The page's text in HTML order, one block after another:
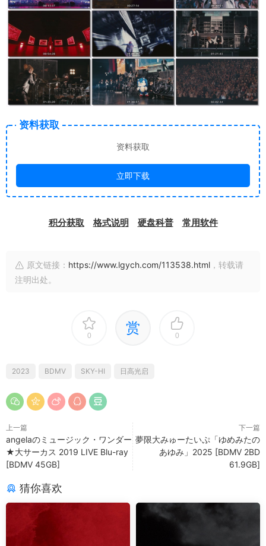
资料获取
资料获取
立即下载
积分获取 格式说明 硬盘科普 常用软件
原文链接： https://www.lgych.com/113538.html ，转载请
注明出处。
0 赏 0
2023 BDMV SKY-HI 日高光启
上一篇
angelaのミュージック・ワンダー
★大サーカス 2019 LIVE Blu-ray
[BDMV 45GB]
下一篇
夢限大みゅーたいぷ「ゆめみたの
あゆみ」2025 [BDMV 2BD
61.9GB]
猜你喜欢